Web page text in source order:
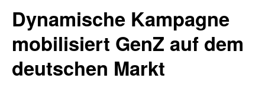
f_LAB
Kontakt
Dynamische Kampagne
mobilisiert GenZ auf dem
deutschen Markt